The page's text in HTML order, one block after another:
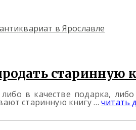
старинную
в качестве подарка,
старинную книгу …читать